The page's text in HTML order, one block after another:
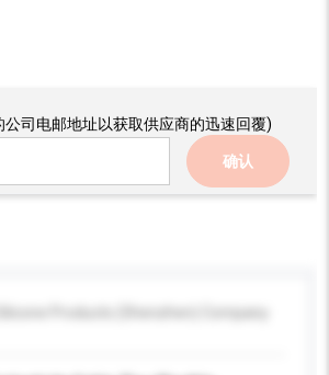
公司电邮地址以获取供应商的迅速回覆)
确认